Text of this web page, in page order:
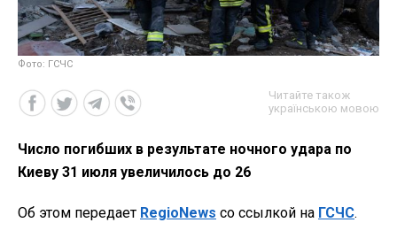
Фото: ГСЧС
Читайте також
українською мовою
Число погибших в результате ночного удара по
Киеву 31 июля увеличилось до 26
Об этом передает RegioNews со ссылкой на ГСЧС.